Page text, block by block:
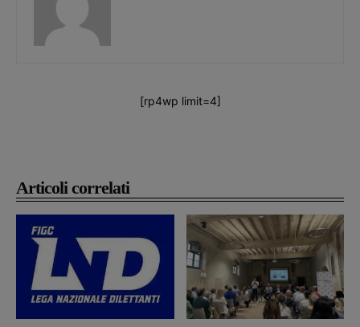
Articoli correlati
[rp4wp limit=4]